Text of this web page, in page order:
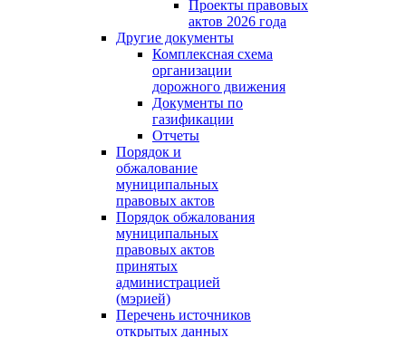
Проекты правовых
актов 2026 года
Другие документы
Комплексная схема
организации
дорожного движения
Документы по
газификации
Отчеты
Порядок и
обжалование
муниципальных
правовых актов
Порядок обжалования
муниципальных
правовых актов
принятых
администрацией
(мэрией)
Перечень источников
открытых данных